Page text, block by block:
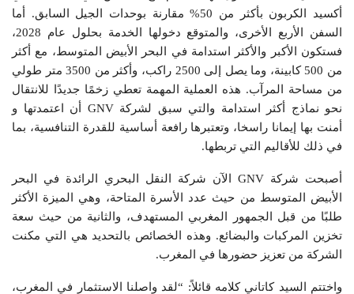
أكسيد الكربون بأكثر من 50% مقارنة بوحدات الجيل السابق. أما
السفن الأربع الأخرى، والمتوقع دخولها الخدمة بحلول عام 2028،
فستكون الأكبر والأكثر استدامة في البحر الأبيض المتوسط، مع أكثر
من 500 كابينة، وما يصل إلى 2500 راكب، وأكثر من 3500 متر طولي
من مساحة المرآب. هذه العملية المهمة تعطي زخمًا جديدًا للانتقال
نحو نماذج أكثر استدامة والتي سبق لشركة GNV أن اعتمدتها و
أمنت بها إيمانا راسخا، وتعتبرها رافعة أساسية للقدرة التنافسية، بما
في ذلك للأقاليم التي تربطها.
أصبحت شركة GNV الآن شركة النقل البحري الرائدة في البحر
الأبيض المتوسط من حيث عدد الأسرة المتاحة، وهي الميزة الأكثر
طلبًا من قبل الجمهور المغربي المستهدف، والثانية من حيث سعة
تخزين المركبات والبضائع. وهذه الخصائص بالتحديد هي التي مكنت
الشركة من تعزيز حضورها في المغرب.
واختتم السيد كاتاني كلامه قائلاً: “لقد واصلنا الاستثمار في المغرب،